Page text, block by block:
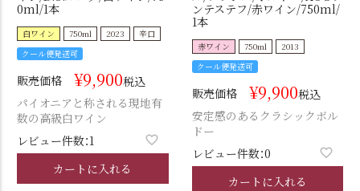
0ml/1本
白ワイン 750ml 2023
辛口
クール便発送可
販売価格 ¥9,900税込
パイオニアと称される現地有
数の高級白ワイン
レビュー件数：1
カートに入れる
ンテステフ/赤ワイン/750ml/
1本
赤ワイン 750ml
2013
クール便発送可
販売価格 ¥9,900税込
安定感のあるクラシックボル
ドー
レビュー件数：0
カートに入れる